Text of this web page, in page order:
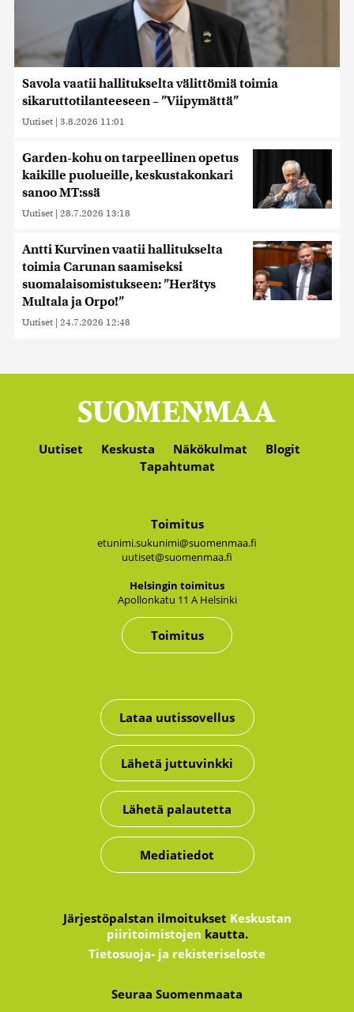
Savola vaatii hallitukselta välittömiä toimia
sikaruttotilanteeseen – ”Viipymättä”
Uutiset | 3.8.2026 11:01
Garden-kohu on tarpeellinen opetus
kaikille puolueille, keskustakonkari
sanoo MT:ssä
Uutiset | 28.7.2026 13:18
Antti Kurvinen vaatii hallitukselta
toimia Carunan saamiseksi
suomalaisomistukseen: ”Herätys
Multala ja Orpo!”
Uutiset | 24.7.2026 12:48
Uutiset Keskusta Näkökulmat
Blogit
Tapahtumat
Toimitus
etunimi.sukunimi@suomenmaa.fi
uutiset@suomenmaa.fi
Hel­sin­gin toi­mi­tus
Apol­lon­ka­tu 11 A Hel­sin­ki
Toimitus
Lataa uutissovellus
Lähetä juttuvinkki
Lähetä palautetta
Mediatiedot
Järjestöpalstan ilmoitukset Keskustan
piiritoimistojen kautta.
Tietosuoja- ja rekisteriseloste
Seuraa Suomenmaata